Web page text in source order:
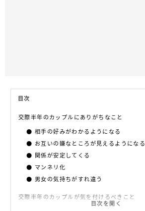
目次
交際半年のカップルにありがちなこと
相手の好みがわかるようになる
お互いの嫌なところが見えるようになる
関係が安定してくる
マンネリ化
男女の気持ちがすれ違う
交際半年のカップルが気を付けるべきこと
目次を開く